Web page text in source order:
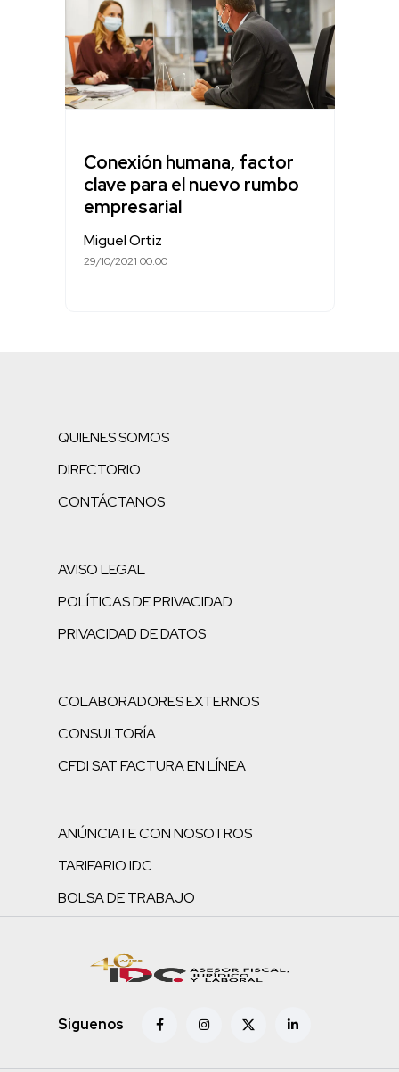
Conexión humana, factor
clave para el nuevo rumbo
empresarial
Miguel Ortiz
29/10/2021 00:00
QUIENES SOMOS
DIRECTORIO
CONTÁCTANOS
AVISO LEGAL
POLÍTICAS DE PRIVACIDAD
PRIVACIDAD DE DATOS
COLABORADORES EXTERNOS
CONSULTORÍA
CFDI SAT FACTURA EN LÍNEA
ANÚNCIATE CON NOSOTROS
TARIFARIO IDC
BOLSA DE TRABAJO
Siguenos